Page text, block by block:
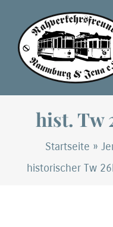
Inhalt
springen
hist. Tw
Startseite »
historischer Tw